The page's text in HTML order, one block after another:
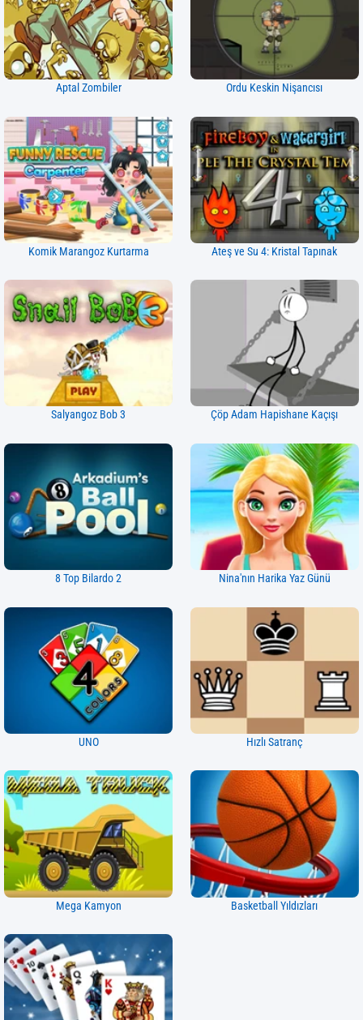
Aptal Zombiler Ordu Keskin Nişancısı
Komik Marangoz Kurtarma Ateş ve Su 4: Kristal Tapınak
Salyangoz Bob 3 Çöp Adam Hapishane Kaçışı
8 Top Bilardo 2 Nina'nın Harika Yaz Günü
UNO Hızlı Satranç
Mega Kamyon Basketball Yıldızları